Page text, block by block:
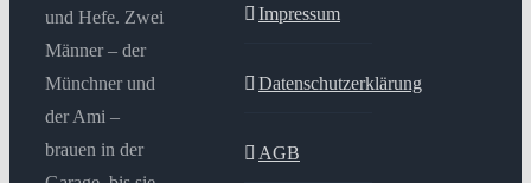
und Hefe. Zwei
Männer – der
Münchner und
der Ami –
brauen in der
Impressum
Datenschutzerklärung
AGB